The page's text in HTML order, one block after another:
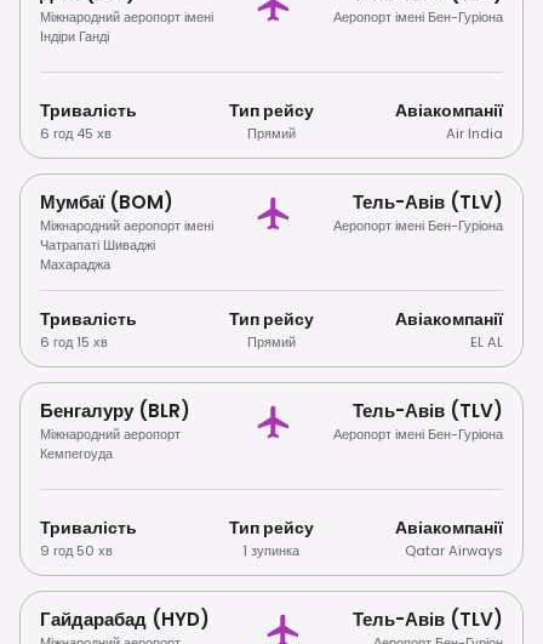
Міжнародний аеропорт імені
Індіри Ганді
Аеропорт імені Бен-Гуріона
Тривалість
6 год 45 хв
Тип рейсу
Прямий
Авіакомпанії
Air India
Мумбаї (BOM)
Міжнародний аеропорт імені
Чатрапаті Шиваджі
Махараджа
Тель-Авів (TLV)
Аеропорт імені Бен-Гуріона
Тривалість
6 год 15 хв
Тип рейсу
Прямий
Авіакомпанії
EL AL
Бенгалуру (BLR)
Міжнародний аеропорт
Кемпегоуда
Тель-Авів (TLV)
Аеропорт імені Бен-Гуріона
Тривалість
9 год 50 хв
Тип рейсу
1 зупинка
Авіакомпанії
Qatar Airways
Гайдарабад (HYD) Тель-Авів (TLV)